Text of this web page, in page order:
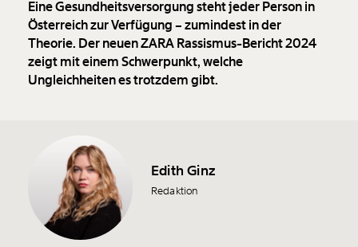
Eine Gesundheitsversorgung steht jeder Person in
Österreich zur Verfügung – zumindest in der
Theorie. Der neuen ZARA Rassismus-Bericht 2024
zeigt mit einem Schwerpunkt, welche
Ungleichheiten es trotzdem gibt.
Edith Ginz
Redaktion